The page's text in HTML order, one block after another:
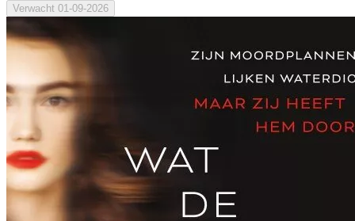
Verwacht 01-09-2026